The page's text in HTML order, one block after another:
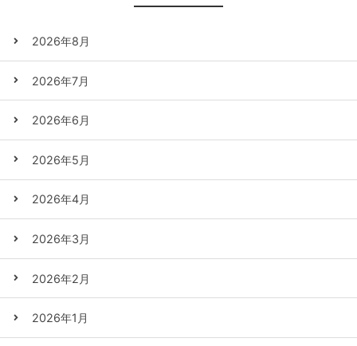
2026年8月
2026年7月
2026年6月
2026年5月
2026年4月
2026年3月
2026年2月
2026年1月